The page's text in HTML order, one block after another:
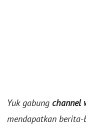
Yuk gabung channel
mendapatkan